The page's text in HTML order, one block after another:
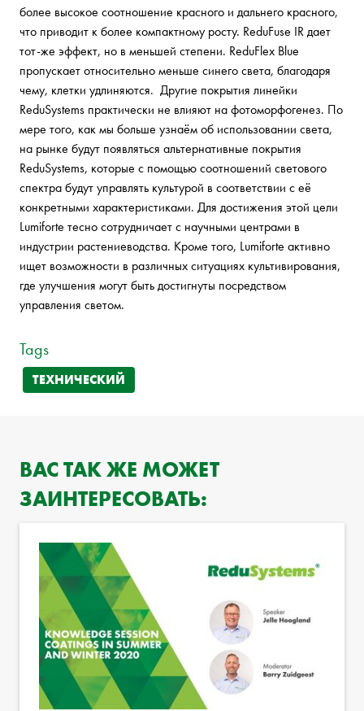
более высокое соотношение красного и дальнего красного,
что приводит к более компактному росту. ReduFuse IR дает
тот-же эффект, но в меньшей степени. ReduFlex Blue
пропускает относительно меньше синего света, благодаря
чему, клетки удлиняются. Другие покрытия линейки
ReduSystems практически не влияют на фотоморфогенез. По
мере того, как мы больше узнаём об использовании света,
на рынке будут появляться альтернативные покрытия
ReduSystems, которые с помощью соотношений светового
спектра будут управлять культурой в соответствии с её
конкретными характеристиками. Для достижения этой цели
Lumiforte тесно сотрудничает с научными центрами в
индустрии растениеводства. Кроме того, Lumiforte активно
ищет возможности в различных ситуациях культивирования,
где улучшения могут быть достигнуты посредством
управления светом.
Tags
ТЕХНИЧЕСКИЙ
ВАС ТАК ЖЕ МОЖЕТ
ЗАИНТЕРЕСОВАТЬ: